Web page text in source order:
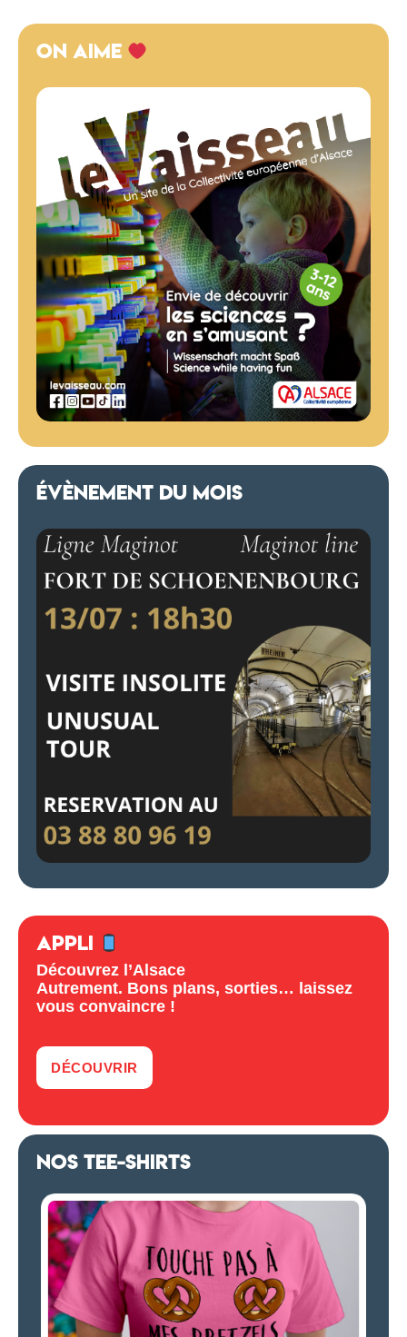
ON AIME
ÉVÈNEMENT DU MOIS
APPLI
Découvrez l’Alsace
Autrement. Bons plans, sorties… laissez
vous convaincre !
DÉCOUVRIR
NOS TEE-SHIRTS